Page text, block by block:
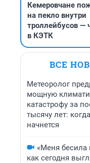
Кемеровчане
на пекло внутри
троллейбусов —
в КЭТК
ВСЕ
Метеоролог
мощную
катастрофу за
тысячу лет:
начнется
«Меня бесила
как сегодня